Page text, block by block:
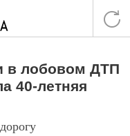
в лобовом ДТП
40-летняя